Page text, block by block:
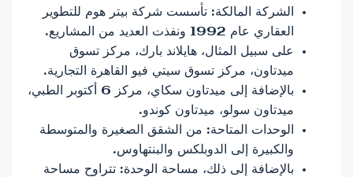
الشركة المالكة: تأسست شركة بيتر هوم للتطوير
العقاري عام 1992 ونفذت العديد من المشاريع.
على سبيل المثال، هايلاند بارك، مركز تسوق
ميدتاون، مركز تسوق سيتي فيو القاهرة التجارية.
بالإضافة إلى ميدتاون سكاي، مركز 6 أكتوبر الطبي،
ميدتاون سولو، ميدتاون كوندو.
الوحدات المتاحة: من الشقق الصغيرة والمتوسطة
والكبيرة إلى الدوبلكس والبنتهاوس.
بالإضافة إلى ذلك، مساحة الوحدة: تتراوح مساحة